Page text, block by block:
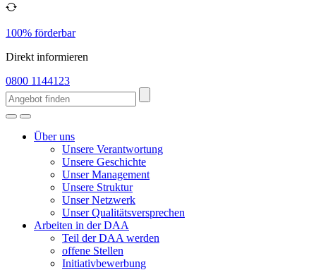
100% förderbar
Direkt informieren
0800 1144123
Über uns
Unsere Verantwortung
Unsere Geschichte
Unser Management
Unsere Struktur
Unser Netzwerk
Unser Qualitätsversprechen
Arbeiten in der DAA
Teil der DAA werden
offene Stellen
Initiativbewerbung